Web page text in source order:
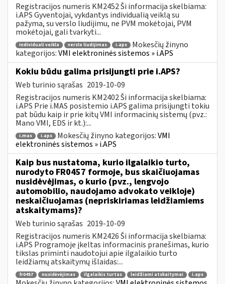
Registracijos numeris KM2452 Ši informacija skelbiama:
i.APS Gyventojai, vykdantys individualią veiklą su
pažyma, su verslo liudijimu, ne PVM mokėtojai, PVM
mokėtojai, gali tvarkyti...
individuali veikla verslo liudijimas i.aps
Mokesčių žinyno
kategorijos:VMI elektroninės sistemos » i.APS
Kokiu būdu galima prisijungti prie i.APS?
Web turinio sąrašas 2019-10-09
Registracijos numeris KM2402 Ši informacija skelbiama:
i.APS Prie i.MAS posistemio i.APS galima prisijungti tokiu
pat būdu kaip ir prie kitų VMI informacinių sistemų (pvz.:
Mano VMI, EDS ir kt.):...
i.mas i.aps Mokesčių žinyno kategorijos:VMI
elektroninės sistemos » i.APS
Kaip bus nustatoma, kurio ilgalaikio turto,
nurodyto FR0457 formoje, bus skaičiuojamas
nusidėvėjimas, o kurio (pvz., lengvojo
automobilio, naudojamo advokato veikloje)
neskaičiuojamas (nepriskiriamas leidžiamiems
atskaitymams)?
Web turinio sąrašas 2019-10-09
Registracijos numeris KM2426 Ši informacija skelbiama:
i.APS Programoje įkeltas informacinis pranešimas, kurio
tikslas priminti naudotojui apie ilgalaikio turto
leidžiamų atskaitymų išlaidas:...
fr0457 nusidėvėjimas ilgalaikis turtas leidžiami atskaitymai i.aps